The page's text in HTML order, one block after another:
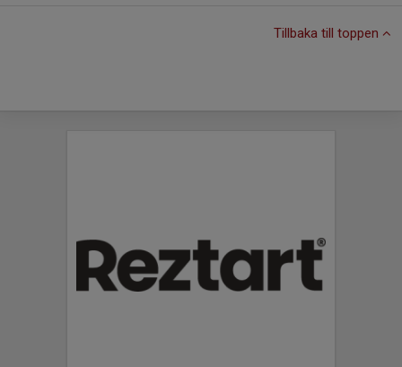
Tillbaka till toppen